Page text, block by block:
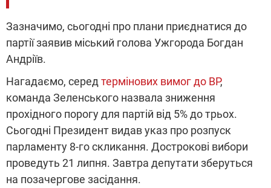
Зазначимо, сьогодні про плани приєднатися до
партії заявив міський голова Ужгорода Богдан
Андріїв.
Нагадаємо, серед термінових вимог до ВР,
команда Зеленського назвала зниження
прохідного порогу для партій від 5% до трьох.
Сьогодні Президент видав указ про розпуск
парламенту 8-го скликання. Дострокові вибори
проведуть 21 липня. Завтра депутати зберуться
на позачергове засідання.